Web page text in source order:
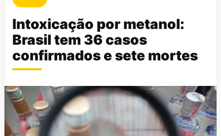
Intoxicação por metanol:
Brasil tem 36 casos
confirmados e sete mortes